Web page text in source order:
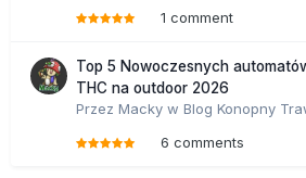
1 comment
Top 5 Nowoczesnych
THC na outdoor 2026
Przez Macky w Blog Konopny
6 comments